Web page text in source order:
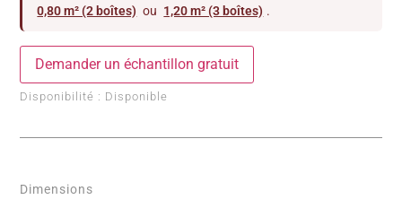
0,80 m² (2 boîtes) ou 1,20 m² (3 boîtes) .
Demander un échantillon gratuit
Disponibilité : Disponible
Dimensions